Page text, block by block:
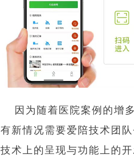
因为随着医院案例的增
有新情况需要爱陪技术团
技术上的呈现与功能上的开